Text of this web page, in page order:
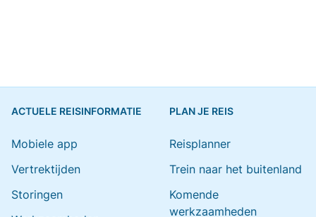
ACTUELE REISINFORMATIE
Mobiele app
Vertrektijden
Storingen
PLAN JE REIS
Reisplanner
Trein naar het buitenland
Komende
werkzaamheden